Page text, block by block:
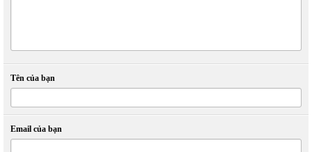
Tên của bạn
Email của bạn